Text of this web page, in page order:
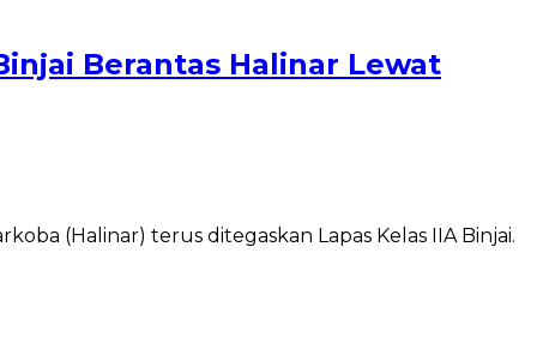
Berantas Halinar Lewat
(Halinar) terus ditegaskan Lapas Kelas IIA Binjai.